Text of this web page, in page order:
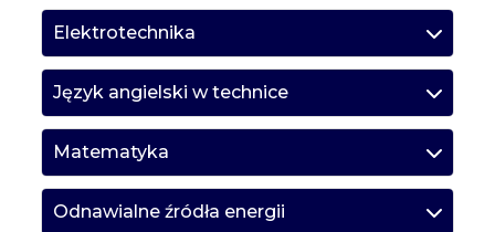
Elektrotechnika
Język angielski w technice
Matematyka
Odnawialne źródła energii